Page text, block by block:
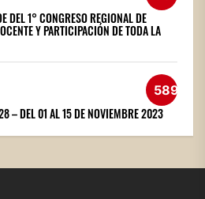
DEL 1° CONGRESO REGIONAL DE
Y PARTICIPACIÓN DE TODA LA
589
– DEL 01 AL 15 DE NOVIEMBRE 2023